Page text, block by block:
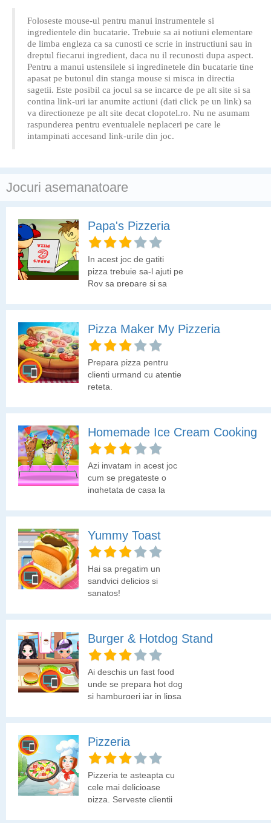
Foloseste mouse-ul pentru manui instrumentele si
ingredientele din bucatarie. Trebuie sa ai notiuni elementare
de limba engleza ca sa cunosti ce scrie in instructiuni sau in
dreptul fiecarui ingredient, daca nu il recunosti dupa aspect.
Pentru a manui ustensilele si ingredinetele din bucatarie tine
apasat pe butonul din stanga mouse si misca in directia
sagetii. Este posibil ca jocul sa se incarce de pe alt site si sa
contina link-uri iar anumite actiuni (dati click pe un link) sa
va directioneze pe alt site decat clopotel.ro. Nu ne asumam
raspunderea pentru eventualele neplaceri pe care le
intampinati accesand link-urile din joc.
Jocuri asemanatoare
Papa's Pizzeria
In acest joc de gatiti
pizza trebuie sa-l ajuti pe
Roy sa prepare si sa
descurcam in aceasta
provocare noua de la
Pizza Maker My Pizzeria
Prepara pizza pentru
clienti urmand cu atentie
reteta.
Homemade Ice Cream Cooking
Azi invatam in acest joc
cum se pregateste o
inghetata de casa la
Yummy Toast
Hai sa pregatim un
sandvici delicios si
sanatos!
Burger & Hotdog Stand
Ai deschis un fast food
unde se prepara hot dog
si hamburgeri iar in lipsa
prepararea produselor
de fast food. Ce zici, te
Pizzeria
Pizzeria te asteapta cu
cele mai delicioase
pizza. Serveste clientii